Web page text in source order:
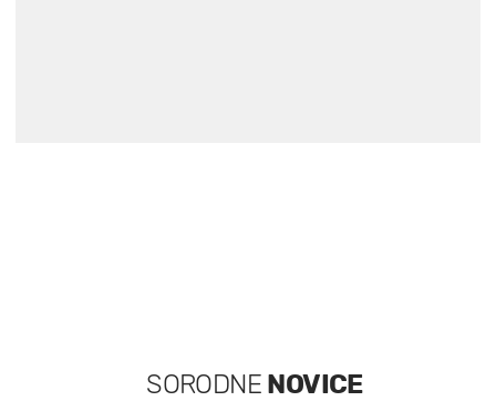
SORODNE NOVICE